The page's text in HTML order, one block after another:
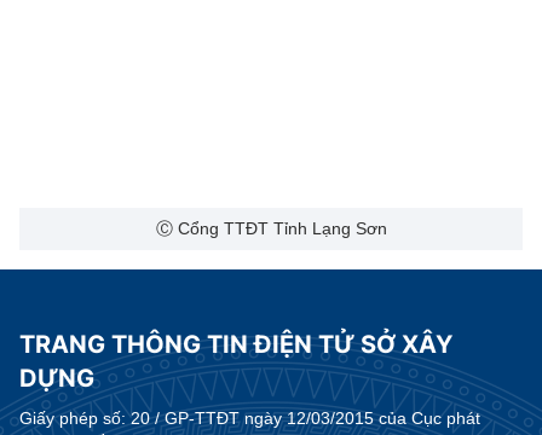
Ⓒ Cổng TTĐT Tỉnh Lạng Sơn
TRANG THÔNG TIN ĐIỆN TỬ SỞ XÂY
DỰNG
Giấy phép số:20 / GP-TTĐT ngày 12/03/2015 của Cục phát